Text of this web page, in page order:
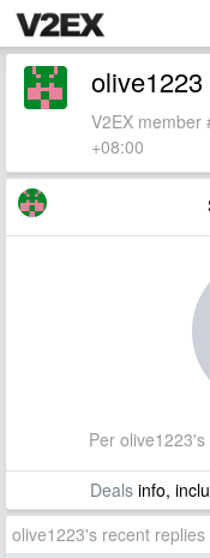
olive1223
V2EX member
+08:00
Per
Dealsinfo,
olive1223's recent replies